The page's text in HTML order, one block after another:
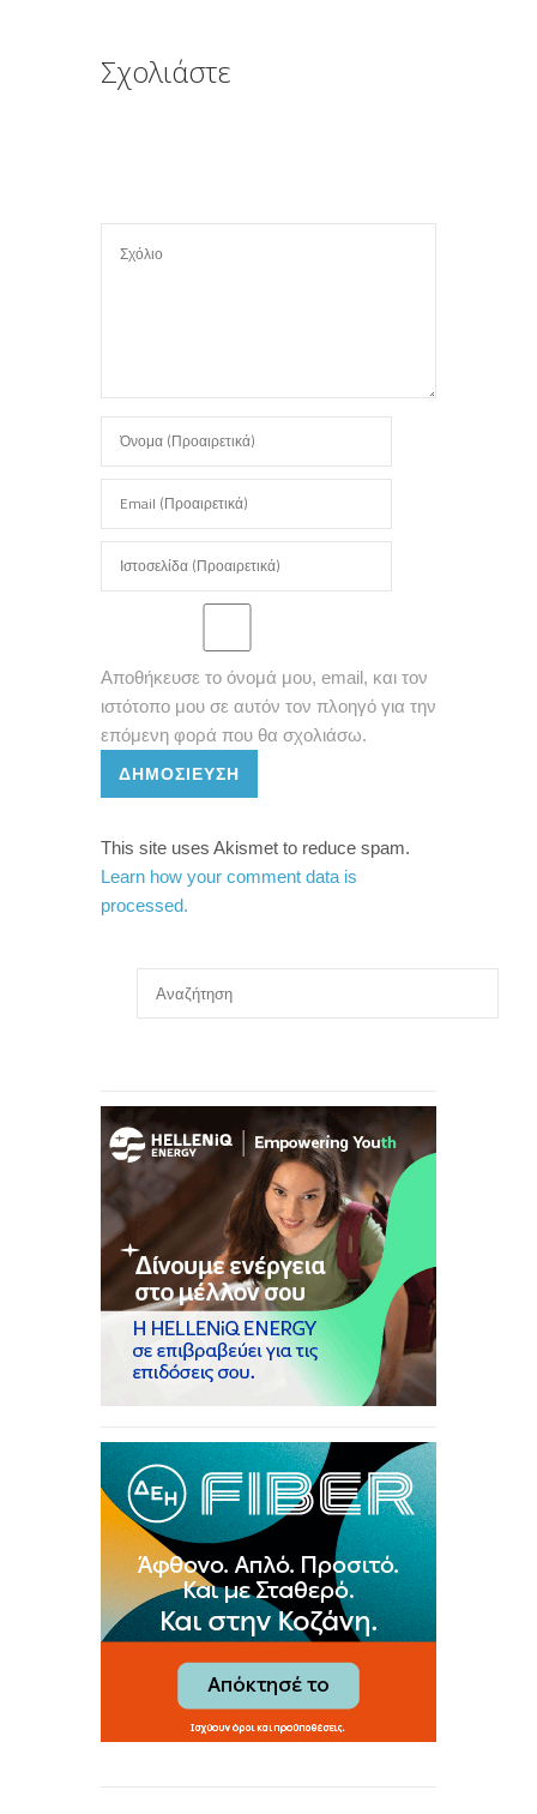
Σχολιάστε
Αποθήκευσε το όνομά μου, email, και τον
ιστότοπο μου σε αυτόν τον πλοηγό για την
επόμενη φορά που θα σχολιάσω.
ΔΗΜΟΣΊΕΥΣΗ
This site uses Akismet to reduce spam.
Learn how your comment data is
processed.